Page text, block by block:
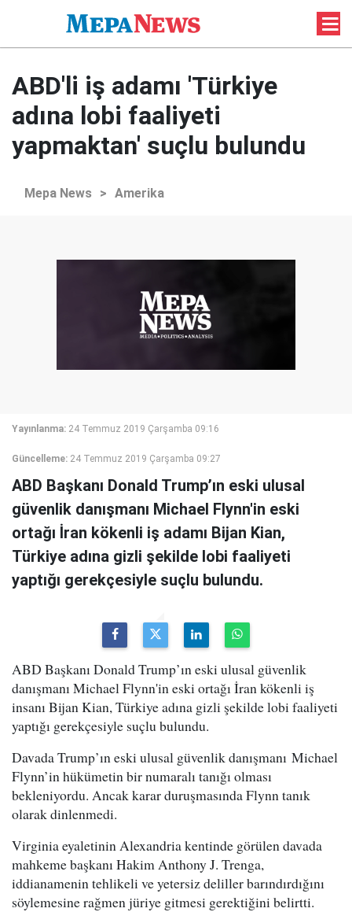
ABD'li iş adamı 'Türkiye
adına lobi faaliyeti
yapmaktan' suçlu bulundu
Mepa News > Amerika
Yayınlanma: 24 Temmuz 2019 Çarşamba 09:16
Güncelleme: 24 Temmuz 2019 Çarşamba 09:27
ABD Başkanı Donald Trump’ın eski ulusal
güvenlik danışmanı Michael Flynn'in eski
ortağı İran kökenli iş adamı Bijan Kian,
Türkiye adına gizli şekilde lobi faaliyeti
yaptığı gerekçesiyle suçlu bulundu.
ABD Başkanı Donald Trump’ın eski ulusal güvenlik
danışmanı Michael Flynn'in eski ortağı İran kökenli iş
insanı Bijan Kian, Türkiye adına gizli şekilde lobi faaliyeti
yaptığı gerekçesiyle suçlu bulundu.
Davada Trump’ın eski ulusal güvenlik danışmanı Michael
Flynn’in hükümetin bir numaralı tanığı olması
bekleniyordu. Ancak karar duruşmasında Flynn tanık
olarak dinlenmedi.
Virginia eyaletinin Alexandria kentinde görülen davada
mahkeme başkanı Hakim Anthony J. Trenga,
iddianamenin tehlikeli ve yetersiz deliller barındırdığını
söylemesine rağmen jüriye gitmesi gerektiğini belirtti.